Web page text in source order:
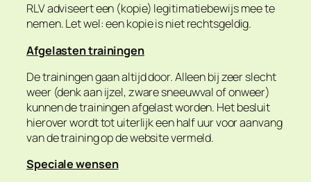
RLV adviseert een (kopie) legitimatiebewijs mee te
nemen. Let wel: een kopie is niet rechtsgeldig.
Afgelasten trainingen
De trainingen gaan altijd door. Alleen bij zeer slecht
weer (denk aan ijzel, zware sneeuwval of onweer)
kunnen de trainingen afgelast worden. Het besluit
hierover wordt tot uiterlijk een half uur voor aanvang
van de training op de website vermeld.
Speciale wensen